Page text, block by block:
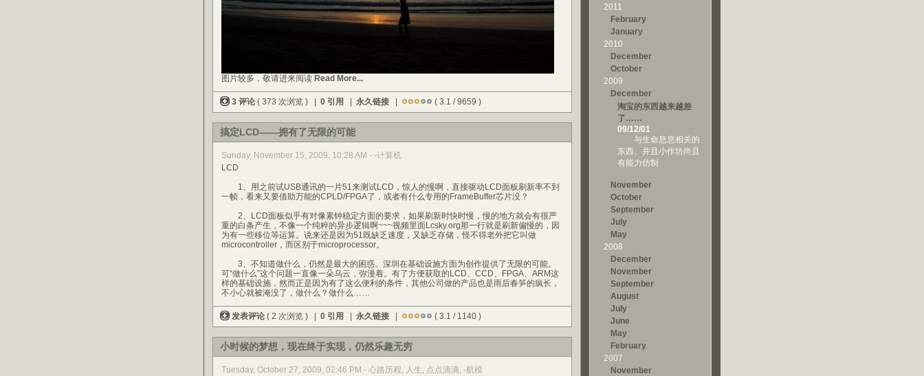
图片较多，敬请进来阅读 Read More...
3 评论 ( 373 次浏览 ) | 0 引用 永久链接 ( 3.1 / 9659 )
搞定LCD——拥有了无限的可能
Sunday, November 15, 2009, 10:28 AM - -计算机
LCD
1、用之前试USB通讯的一片51来测试LCD，惊人的慢啊，直接驱动LCD面板刷新率不到
一帧，看来又要借助万能的CPLD/FPGA了，或者有什么专用的FrameBuffer芯片没？
2、LCD面板似乎有对像素钟稳定方面的要求，如果刷新时快时慢，慢的地方就会有很严
重的白条产生，不像一个纯粹的异步逻辑啊~~~视频里面Lcsky.org那一行就是刷新偏慢的，因
为有一些移位等运算。说来还是因为51既缺乏速度，又缺乏存储，怪不得老外把它叫做
microcontroller，而区别于microprocessor。
3、不知道做什么，仍然是最大的困惑。深圳在基础设施方面为创作提供了无限的可能。
可“做什么”这个问题一直像一朵乌云，弥漫着。有了方便获取的LCD、CCD、FPGA、ARM这
样的基础设施，然而正是因为有了这么便利的条件，其他公司做的产品也是雨后春笋的疯长，
不小心就被淹没了，做什么？做什么……
发表评论 ( 2 次浏览 ) | 0 引用 永久链接 ( 3.1 / 1140 )
小时候的梦想，现在终于实现，仍然乐趣无穷
Tuesday, October 27, 2009, 02:46 PM - 心路历程, 人生, 点点滴滴, -航模
2011
February
January
2010
December
October
2009
December
淘宝的东西越来越差
了……
09/12/01
与生命息息相关的
东西、并且小作坊尚且
有能力仿制
November
October
September
July
May
2008
December
November
September
August
July
June
May
February
2007
November